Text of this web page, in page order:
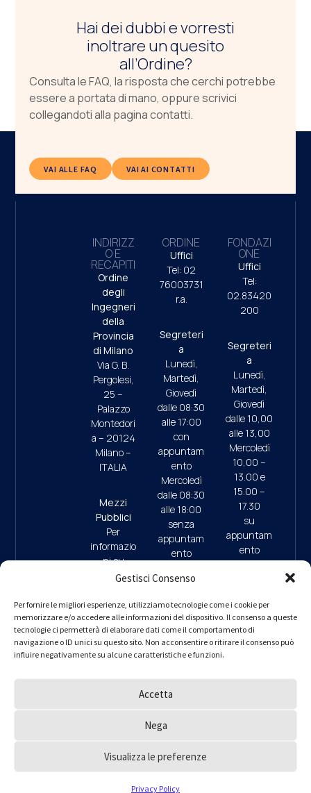
Gestisci Consenso
Per fornire le migliori esperienze, utilizziamo tecnologie come i cookie per
memorizzare e/o accedere alle informazioni del dispositivo. Il consenso a queste
tecnologie ci permetterà di elaborare dati come il comportamento di
navigazione o ID unici su questo sito. Non acconsentire o ritirare il consenso può
influire negativamente su alcune caratteristiche e funzioni.
Accetta
Nega
Visualizza le preferenze
Privacy Policy
Hai dei dubbi e vorresti
inoltrare un quesito
all’Ordine?
Consulta le FAQ, la risposta che cerchi potrebbe
essere a portata di mano, oppure scrivici
collegandoti alla pagina contatti.
VAI ALLE FAQ VAI AI CONTATTI
INDIRIZZ
O E
RECAPITI
Ordine
degli
Ingegneri
della
Provincia
di Milano
Via G. B.
Pergolesi,
25 –
Palazzo
Montedori
a – 20124
Milano –
ITALIA
Mezzi
Pubblici
Per
informazio
ni su
mezzi
parcheggi
clicca qui
ORDINE
Uffici
Tel: 02
76003731
r.a.
Segreteri
a
Lunedì,
Martedì,
Giovedì
dalle 08:30
alle 17:00
con
appuntam
ento
Mercoledì
dalle 08:30
alle 18:00
senza
appuntam
ento
accesso
9.30/13.0
0 (da
Lunedì a
no@ingpe
FONDAZI
ONE
Uffici
Tel:
02.83420
200
Segreteri
a
Lunedì,
Martedì,
Giovedì
dalle 10,00
alle 13,00
Mercoledì
10,00 –
13.00 e
15.00 –
17.30
su
appuntam
ento
09:30/13:
00 (da
Lunedì a
Giovedì)
Ordine degli Ingegneri della Provincia di Milano © 2000 – 2025